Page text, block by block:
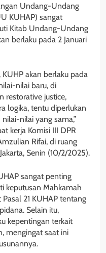
Undang-Undang
KUHAP) sangat
Kitab Undang-Undang
berlaku pada 2 Januari
KUHP akan berlaku pada
nilai baru, di
restorative justice,
logika, tentu diperlukan
nilai yang sama,”
kerja Komisi III DPR
Rifai, di ruang
Senin (10/2/2025).
sangat penting
keputusan Mahkamah
21 KUHAP tentang
Selain itu,
kepentingan terkait
mengingat saat ini